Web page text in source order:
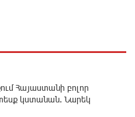
Հայաստանի բոլոր
կստանան. Նարեկ